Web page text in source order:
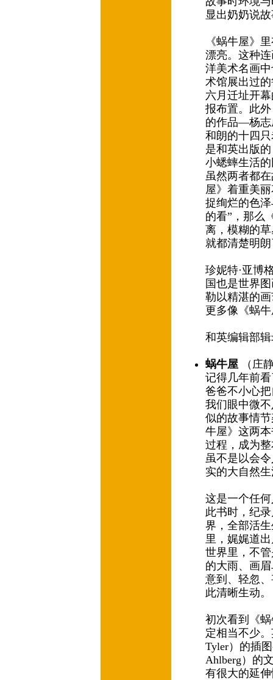
显出奶奶说
《蜗牛屋》
漂亮。这种
洋美术名画
术馆展出过的
六月迁址开
报布置。此
的作品—杨志
和朗的十四
是和英出版
小蟋蟀生活
虽然两者都
屋》着重美
捉绚烂的色
的看”，那么
离，模糊的
就都清楚明
珍妮特·亚博
国也是世界
勒以精湛的
更多像《蜗
和英编辑部
蜗牛屋 （庄
记得几年前
爸爸不小心
我们眼中微
似的故事情
牛屋》这两
过程，成为
虽不是以会
实的大自然
这是一个任
此书时，纪
界，全部活
里，娓娓道
世界里，不
的大雨、画
意到、轻忽
此清晰生动
初次看到《
定相当不少
Tyler）的插
Ahlberg）的
有很大的延